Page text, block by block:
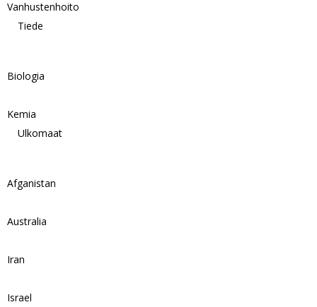
Vanhustenhoito
Tiede
Biologia
Kemia
Ulkomaat
Afganistan
Australia
Iran
Israel